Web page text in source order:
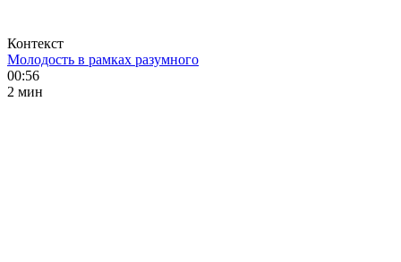
Контекст
Молодость в рамках разумного
00:56
2 мин